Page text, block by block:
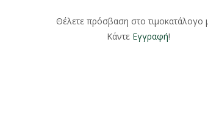
Θέλετε πρόσβαση στο τιμοκατάλογο
Κάντε Εγγραφή!